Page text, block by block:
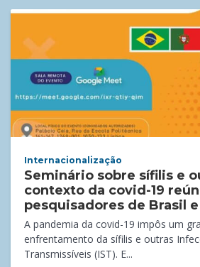
Internacionalização
Seminário sobre sífilis e
contexto da covid-19
pesquisadores de Brasil
A pandemia da covid-19 impôs um
enfrentamento da sífilis e outras
Transmissíveis (IST). E...